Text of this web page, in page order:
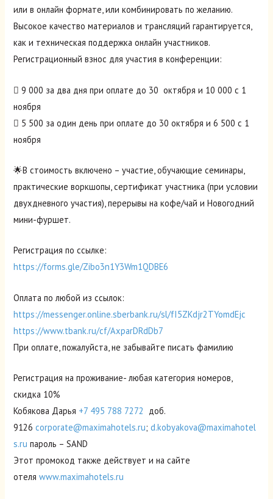
или в онлайн формате, или комбинировать по желанию.
Высокое качество материалов и трансляций гарантируется,
как и техническая поддержка онлайн участников.
Регистрационный взнос для участия в конференции:
 9 000 за два дня при оплате до 30 октября и 10 000 с 1
ноября
 5 500 за один день при оплате до 30 октября и 6 500 с 1
ноября
🌟В стоимость включено – участие, обучающие семинары,
практические воркшопы, сертификат участника (при условии
двухдневного участия), перерывы на кофе/чай и Новогодний
мини-фуршет.
Регистрация по ссылке:
https://forms.gle/Zibo3n1Y3Wm1QDBE6
Оплата по любой из ссылок:
https://messenger.online.sberbank.ru/sl/fI5ZKdjr2TYomdEjc
https://www.tbank.ru/cf/AxparDRdDb7
При оплате, пожалуйста, не забывайте писать фамилию
Регистрация на проживание- любая категория номеров,
скидка 10%
Кобякова Дарья +7 495 788 7272 доб.
9126corporate@maximahotels.ru;d.kobyakova@maximahotel
s.ru пароль – SAND
Этот промокод также действует и на сайте
отеляwww.maximahotels.ru